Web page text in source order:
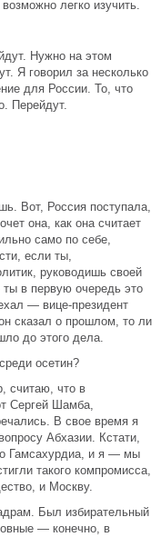
легко изучить.
Нужно на этом
Я говорил за несколько
для России. То, что
Перейдут.
Вот, Россия поступала,
она, как она считает
само по себе,
если ты,
руководишь своей
в первую очередь это
— вице-президент
сказал о прошлом, то ли
до этого дела.
осетин?
считаю, что в
Сергей Шамба,
В свое время я
Абхазии. Кстати,
Гамсахурдиа, и я — мы
такого компромисса,
и Москву.
Был избирательный
— конечно, в